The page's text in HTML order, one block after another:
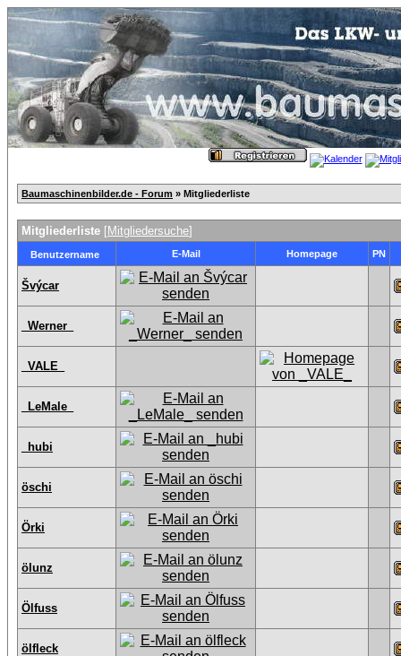
Baumaschinenbilder.de - Forum » Mitgliederliste
Mitgliederliste [Mitgliedersuche]
Benutzername E-Mail Homepage PN
Švýcar
_Werner_
_VALE_
_LeMale_
_hubi
öschi
Örki
ölunz
Ölfuss
ölfleck